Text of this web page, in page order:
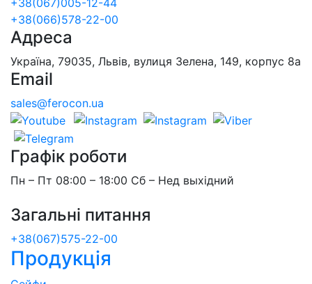
+38(066)578-22-00
Адреса
Україна, 79035, Львів, вулиця Зелена, 149, корпус 8а
Email
sales@ferocon.ua
Графік роботи
Пн – Пт 08:00 – 18:00 Сб – Нед выхідний
Загальні питання
+38(067)575-22-00
Продукція